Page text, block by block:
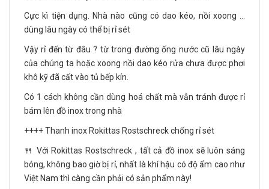
Cực kì tiện dụng. Nhà nào cũng có dao kéo, nồi xoong ...
dùng lâu ngày có thể bị rỉ sét
Vậy rỉ đến từ đâu ? từ trong đường ống nước cũ lâu ngày
của chúng ta hoặc xoong nồi dao kéo rửa chưa được phơi
khô kỹ đã cất vào tủ bếp kín.
Có 1 cách không cần dùng hoá chất mà vẫn tránh được rỉ
bám lên đồ inox trong nhà
++++ Thanh inox Rokittas Rostschreck chống rỉ sét
🍴 Với Rokittas Rostschreck , tất cả đồ inox sẽ luôn sáng
bóng, không bao giờ bị rỉ, nhất là khí hậu có độ ẩm cao như
Việt Nam thì càng cần phải có sản phẩm này!